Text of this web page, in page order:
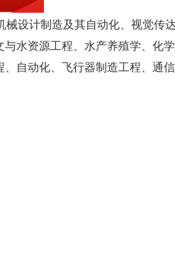
设计制造及其自动化、视觉传
水资源工程、水产养殖学、化
自动化、飞行器制造工程、通